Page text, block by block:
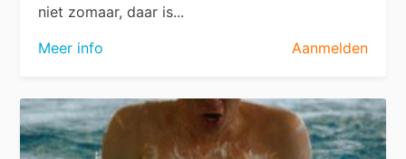
niet zomaar, daar is...
Meer info
Aanmelden